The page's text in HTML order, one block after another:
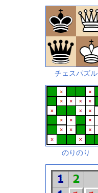
チェスパズル
のりのり